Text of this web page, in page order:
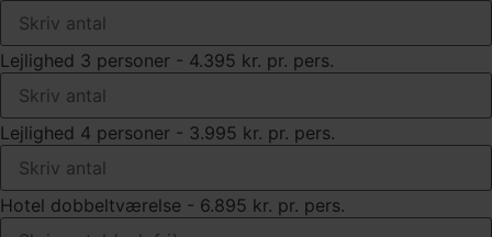
Lejlighed 3 personer - 4.395 kr. pr. pers.
Lejlighed 4 personer - 3.995 kr. pr. pers.
Hotel dobbeltværelse - 6.895 kr. pr. pers.